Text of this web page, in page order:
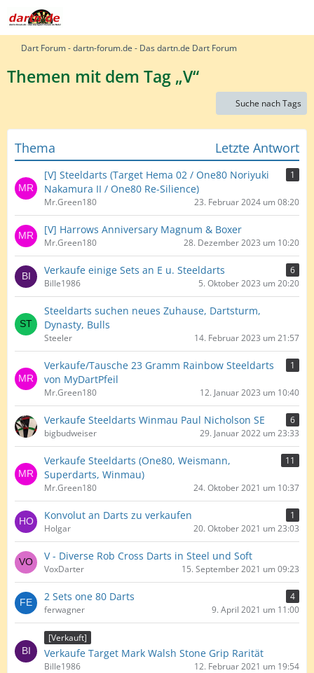
Dart Forum - dartn-forum.de - Das dartn.de Dart Forum
Themen mit dem Tag „V“
Suche nach Tags
Thema Letzte Antwort
[V] Steeldarts (Target Hema 02 / One80 Noriyuki
Nakamura II / One80 Re-Silience)
1
Mr.Green180 23. Februar 2024 um 08:20
[V] Harrows Anniversary Magnum & Boxer
Mr.Green180 28. Dezember 2023 um 10:20
Verkaufe einige Sets an E u. Steeldarts
6
Bille1986
5. Oktober 2023 um 20:20
Steeldarts suchen neues Zuhause, Dartsturm,
Dynasty, Bulls
Steeler 14. Februar 2023 um 21:57
Verkaufe/Tausche 23 Gramm Rainbow Steeldarts
von MyDartPfeil
1
Mr.Green180 12. Januar 2023 um 10:40
Verkaufe Steeldarts Winmau Paul Nicholson SE
6
bigbudweiser
29. Januar 2022 um 23:33
Verkaufe Steeldarts (One80, Weismann,
Superdarts, Winmau)
11
Mr.Green180 24. Oktober 2021 um 10:37
Konvolut an Darts zu verkaufen
1
Holgar
20. Oktober 2021 um 23:03
V - Diverse Rob Cross Darts in Steel und Soft
VoxDarter 15. September 2021 um 09:23
2 Sets one 80 Darts
4
ferwagner
9. April 2021 um 11:00
[Verkauft]
Verkaufe Target Mark Walsh Stone Grip Rarität
Bille1986 12. Februar 2021 um 19:54